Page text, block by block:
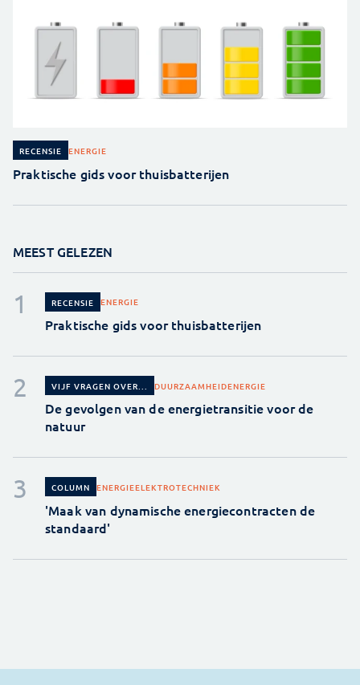
RECENSIE ENERGIE
Praktische gids voor thuisbatterijen
MEEST GELEZEN
RECENSIE ENERGIE
Praktische gids voor thuisbatterijen
VIJF VRAGEN OVER... DUURZAAMHEIDENERGIE
De gevolgen van de energietransitie voor de
natuur
COLUMN ENERGIEELEKTROTECHNIEK
'Maak van dynamische energiecontracten de
standaard'